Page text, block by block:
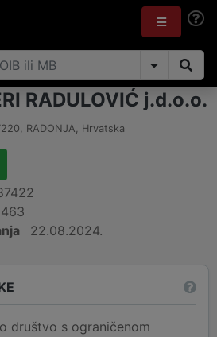
ocjena
RADULOVIĆ j.d.o.o.
, RADONJA, Hrvatska
22.08.2024.
društvo s ograničenom